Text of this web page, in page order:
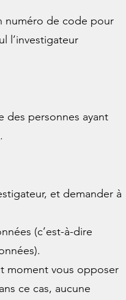
numéro de code pour
l’investigateur
des personnes ayant
.
et demander à
(c’est-à-dire
moment vous opposer
ce cas, aucune